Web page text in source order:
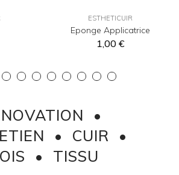
ESTHETICUIR
Eponge Applicatrice
1,00 €
•
• CUIR •
• TISSU